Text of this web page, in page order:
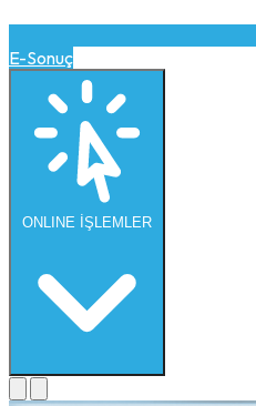
E-Sonuç
ONLINE İŞLEMLER